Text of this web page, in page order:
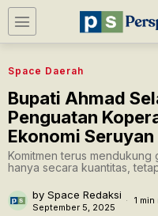
Space Daerah
Bupati Ahmad
Penguatan
Ekonomi Seruyan
Komitmen terus
hanya secara kuantitas,
by Space Redaksi
September 5, 2025
1 min